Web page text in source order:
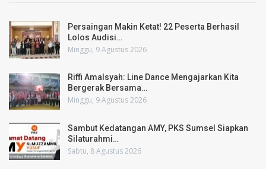
Persaingan Makin Ketat! 22 Peserta Berhasil
Lolos Audisi…
Minggu, 9 Agustus 2026
Riffi Amalsyah: Line Dance Mengajarkan Kita
Bergerak Bersama…
Minggu, 9 Agustus 2026
Sambut Kedatangan AMY, PKS Sumsel Siapkan
Silaturahmi…
Sabtu, 8 Agustus 2026